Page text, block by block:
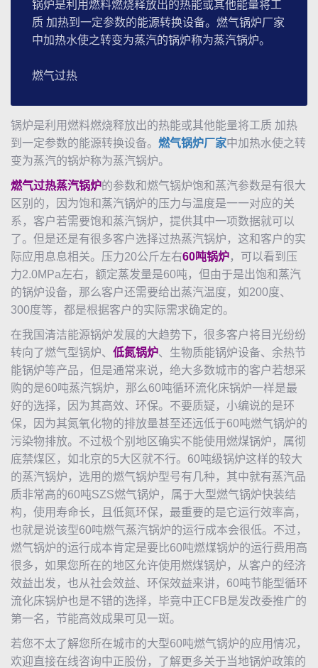
锅炉是利用燃料燃烧释放出的热能或其他能量将工
质 加热到一定参数的能源转换设备。燃气锅炉厂家
中加热水使之转变为蒸汽的锅炉称为蒸汽锅炉。
燃气过热
锅炉是利用燃料燃烧释放出的热能或其他能量将工质 加热
到一定参数的能源转换设备。 燃气锅炉厂家中加热水使之转
变为蒸汽的锅炉称为蒸汽锅炉。
燃气过热蒸汽锅炉的参数和燃气锅炉饱和蒸汽参数是有很大
区别的，因为饱和 蒸汽锅炉的压力与温度是一一对应的关
系，客户若需要饱和蒸汽锅炉，提供其中一项数据就可以
了。但是还是有很多客户选择过热蒸汽锅炉，这和客户的实
际应用息息相关。压力20公斤左右60吨锅炉，可以看到压
力2.0MPa左右，额定蒸发量是60吨，但由于是出饱和蒸汽
的锅炉设备，那么客户还需要给出蒸汽温度，如200度、
300度等，都是根据客户的实际需求确定的。
在我国清洁能源锅炉发展的大趋势下，很多客户将目光纷纷
转向了燃气型锅炉、 低氮锅炉、生物质能锅炉设备、余热节
能锅炉等产品，但是通常来说，绝大多数城市的客户若想采
购的是60吨蒸汽锅炉，那么60吨循环流化床锅炉一样是最
好的选择，因为其高效、环保。不要质疑，小编说的是环
保，因为其氮氧化物的排放量甚至还远低于60吨燃气锅炉的
污染物排放。不过极个别地区确实不能使用燃煤锅炉，属彻
底禁煤区，如北京的5大区就不行。60吨级锅炉这样的较大
的蒸汽锅炉，选用的燃气锅炉型号有几种，其中就有蒸汽品
质非常高的60吨SZS燃气锅炉，属于大型燃气锅炉快装结
构，使用寿命长，且低氮环保，最重要的是它运行效率高，
也就是说该型60吨燃气蒸汽锅炉的运行成本会很低。不过，
燃气锅炉的运行成本肯定是要比60吨燃煤锅炉的运行费用高
很多，如果您所在的地区允许使用燃煤锅炉，从客户的经济
效益出发，也从社会效益、环保效益来讲，60吨节能型循环
流化床锅炉也是不错的选择，毕竟中正CFB是发改委推广的
第一名，节能高效成果可见一斑。
若您不太了解您所在城市的大型60吨燃气锅炉的应用情况，
欢迎直接在线咨询中正股份，了解更多关于当地锅炉政策的